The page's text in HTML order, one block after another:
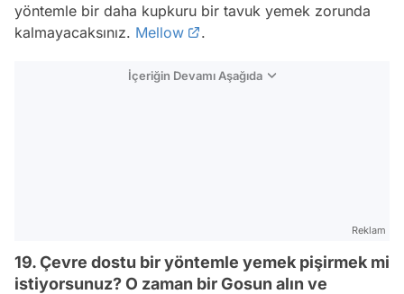
yöntemle bir daha kupkuru bir tavuk yemek zorunda
kalmayacaksınız. Mellow .
İçeriğin Devamı Aşağıda
Reklam
19. Çevre dostu bir yöntemle yemek pişirmek mi
istiyorsunuz? O zaman bir Gosun alın ve